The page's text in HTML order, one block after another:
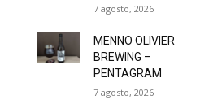
7 agosto, 2026
MENNO OLIVIER
BREWING –
PENTAGRAM
7 agosto, 2026